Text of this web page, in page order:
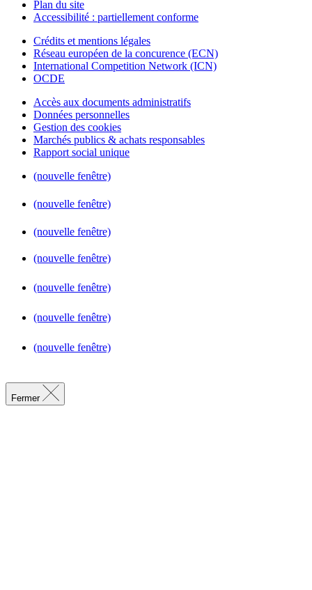
Plan du site
Accessibilité : partiellement conforme
Crédits et mentions légales
Réseau européen de la concurence (ECN)
International Competition Network (ICN)
OCDE
Accès aux documents administratifs
Données personnelles
Gestion des cookies
Marchés publics & achats responsables
Rapport social unique
(nouvelle fenêtre)
(nouvelle fenêtre)
(nouvelle fenêtre)
(nouvelle fenêtre)
(nouvelle fenêtre)
(nouvelle fenêtre)
(nouvelle fenêtre)
Fermer